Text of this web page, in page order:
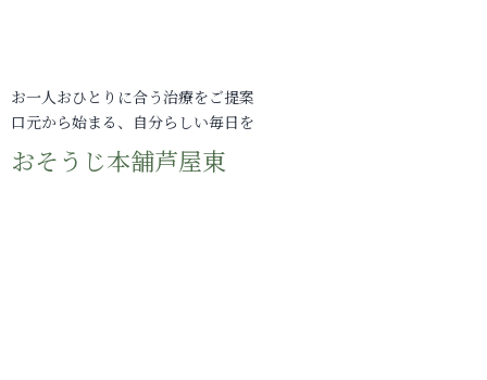
お一人おひとりに合う治療をご提案
口元から始まる、自分らしい毎日を
おそうじ本舗芦屋東